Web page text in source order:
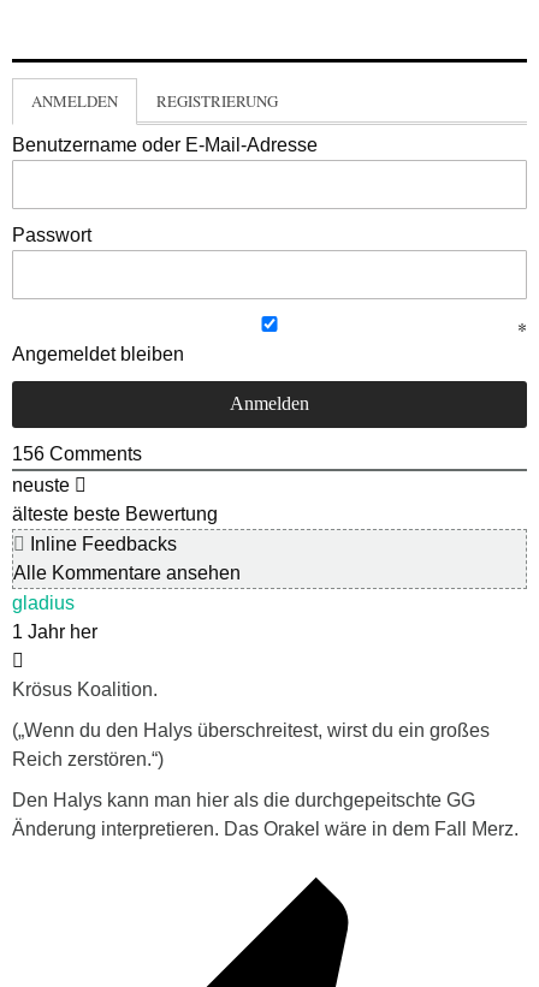
ANMELDEN REGISTRIERUNG
Benutzername oder E-Mail-Adresse
Passwort
Angemeldet bleiben
156 Comments
neuste
älteste beste Bewertung
Inline Feedbacks
Alle Kommentare ansehen
gladius
1 Jahr her
Krösus Koalition.
(„Wenn du den Halys überschreitest, wirst du ein großes
Reich zerstören.“)
Den Halys kann man hier als die durchgepeitschte GG
Änderung interpretieren. Das Orakel wäre in dem Fall Merz.